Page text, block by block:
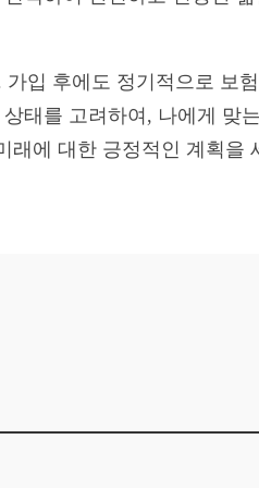
입 후에도 정기적으로 보
태를 고려하여, 나에게 맞
래에 대한 긍정적인 계획을